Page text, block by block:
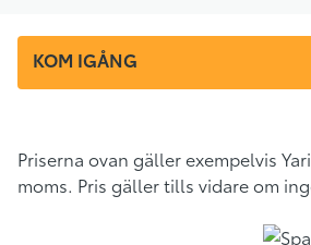
KOM IGÅNG
Priserna ovan gäller exempelvis
moms. Pris gäller tills vidare om